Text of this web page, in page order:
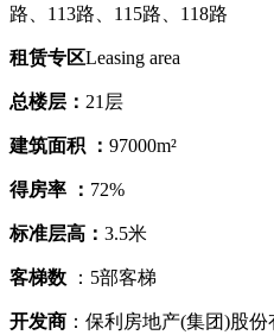
路、113路、115路、118路
租赁专区Leasing area
总楼层： 21层
建筑面积 ： 97000m²
得房率 ： 72%
标准层高： 3.5米
客梯数 ：5部客梯
开发商 ：保利房地产(集团)股份